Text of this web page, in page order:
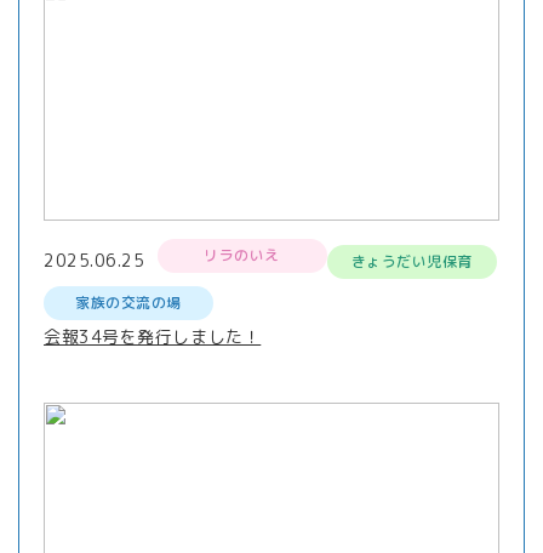
2025.06.25 リラのいえ
きょうだい児保育
家族の交流の場
会報34号を発行しました！